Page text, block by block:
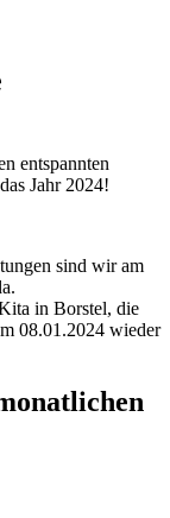
entspannten
Jahr 2024!
sind wir am
in Borstel, die
08.01.2024 wieder